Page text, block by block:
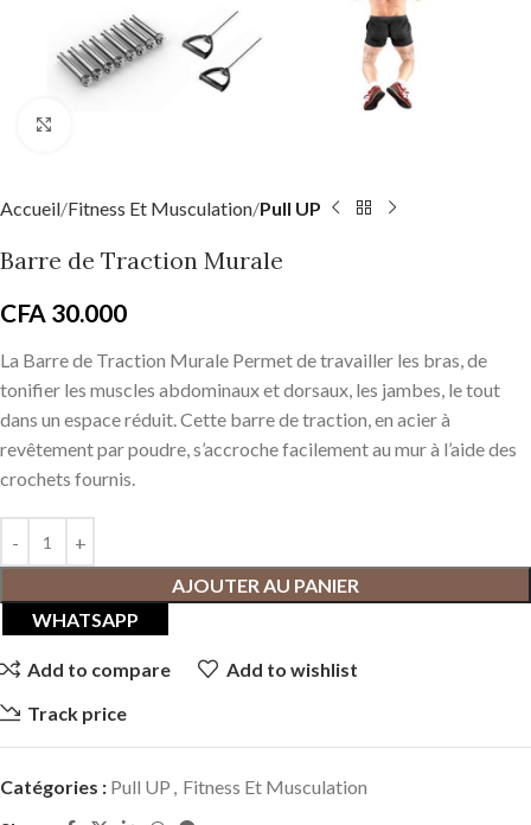
Accueil Fitness Et Musculation Pull UP
Barre de Traction Murale
CFA 30.000
La Barre de Traction Murale Permet de travailler les bras, de
tonifier les muscles abdominaux et dorsaux, les jambes, le tout
dans un espace réduit. Cette barre de traction, en acier à
revêtement par poudre, s’accroche facilement au mur à l’aide des
crochets fournis.
AJOUTER AU PANIER
WHATSAPP
Add to compare
Add to wishlist
Track price
Catégories : Pull UP , Fitness Et Musculation